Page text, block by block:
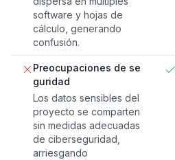
software y hojas de
cálculo, generando
confusión.
Preocupaciones de se
guridad
Los datos sensibles del
proyecto se comparten
sin medidas adecuadas
de ciberseguridad,
arriesgando